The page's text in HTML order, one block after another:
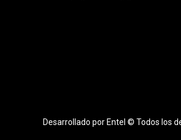
Desarrollado por Entel © Todos los